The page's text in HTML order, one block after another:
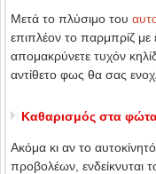
Μετά το πλύσιμο του
επιπλέον το παρμπρίζ με
απομακρύνετε τυχόν
αντίθετο φως θα σας
Καθαρισμός στα
Ακόμα κι αν το
προβολέων, ενδείκνυται